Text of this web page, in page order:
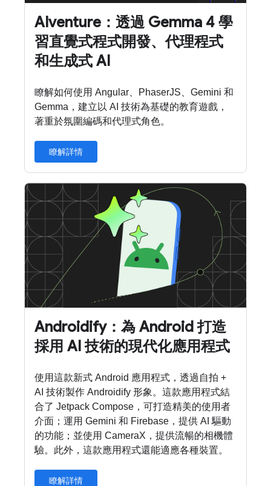
AIventure：透過 Gemma 4 學
習直覺式程式開發、代理程式
和生成式 AI
瞭解如何使用 Angular、PhaserJS、Gemini 和
Gemma，建立以 AI 技術為基礎的教育遊戲，
著重於氛圍編碼和代理式角色。
瞭解詳情
Androidify：為 Android 打造
採用 AI 技術的現代化應用程式
使用這款新式 Android 應用程式，透過自拍 +
AI 技術製作 Androidify 形象。這款應用程式結
合了 Jetpack Compose，可打造精美的使用者
介面；運用 Gemini 和 Firebase，提供 AI 驅動
的功能；並使用 CameraX，提供流暢的相機體
驗。此外，這款應用程式還能適應各種裝置。
瞭解詳情